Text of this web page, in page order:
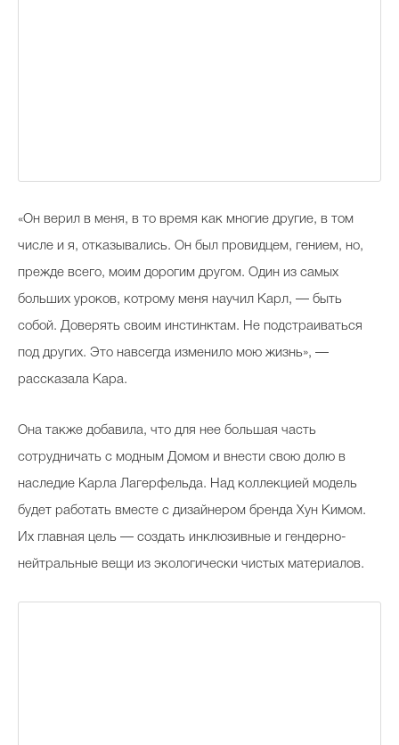
«Он верил в меня, в то время как многие другие, в том
числе и я, отказывались. Он был провидцем, гением, но,
прежде всего, моим дорогим другом. Один из самых
больших уроков, котрому меня научил Карл, — быть
собой. Доверять своим инстинктам. Не подстраиваться
под других. Это навсегда изменило мою жизнь», —
рассказала Кара.
Она также добавила, что для нее большая часть
сотрудничать с модным Домом и внести свою долю в
наследие Карла Лагерфельда. Над коллекцией модель
будет работать вместе с дизайнером бренда Хун Кимом.
Их главная цель — создать инклюзивные и гендерно-
нейтральные вещи из экологически чистых материалов.